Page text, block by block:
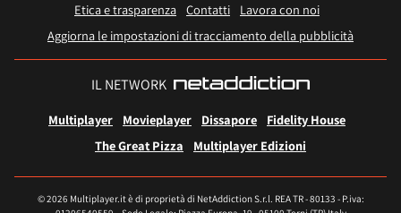
Etica e trasparenza Contatti
Lavora con noi
Aggiorna le impostazioni di tracciamento della pubblicità
IL NETWORK
Multiplayer Movieplayer Dissapore
Fidelity House
The Great Pizza
Multiplayer Edizioni
© 2026 Multiplayer.it è di proprietà di NetAddiction S.r.l. REA TR - 80133 - P.iva: